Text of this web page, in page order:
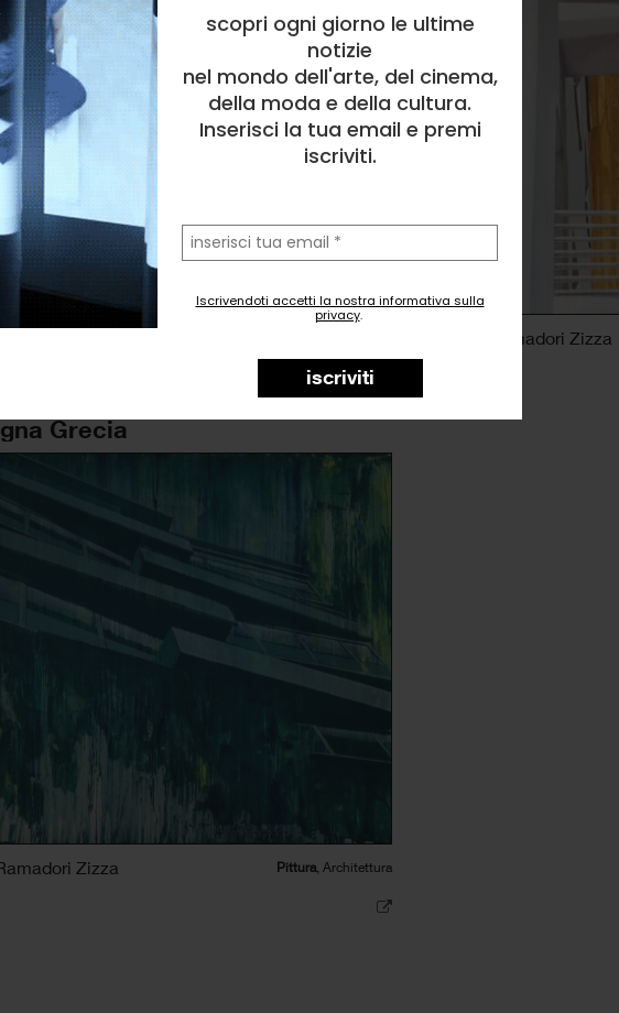
scopri ogni giorno le ultime
notizie
nel mondo dell'arte, del cinema,
della moda e della cultura.
Inserisci la tua email e premi
iscriviti.
la
tua
email
Iscrivendoti accetti la nostra informativa sulla
privacy.
iscriviti
Marilena Ramadori Zizza
Grecia
Zizza Pittura, Architettura